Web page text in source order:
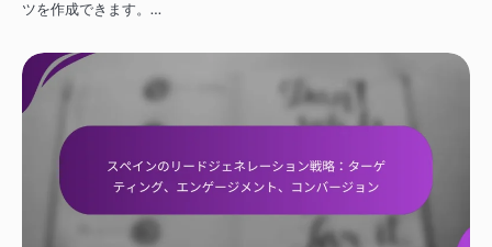
ツを作成できます。…